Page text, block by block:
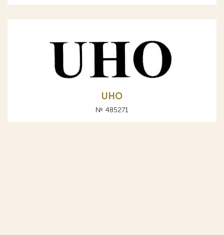
UHO
№ 485271